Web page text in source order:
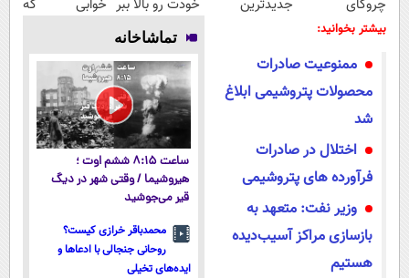
چروکای
پوستتوصاف
جدیدترین
پرداخت قسطی
خودت رو بالا ببر خوابی که
بیشتر بخوانید:
ممنوعیت صادرات
محصولات پتروشیمی ابلاغ
شد
اختلال در صادرات
فرآورده های پتروشیمی
وزیر نفت: متعهد به
بازسازی مراکز آسیب‌دیده
هستیم
تماشاخانه
ساعت ۸:۱۵ ششم اوت ؛
هیروشیما / وقتی شهر در دیگ
قیر می‌جوشید
محمدباقر خرازی کیست؟
روحانی جنجالی با ادعاها و
ایده‌های تخیلی